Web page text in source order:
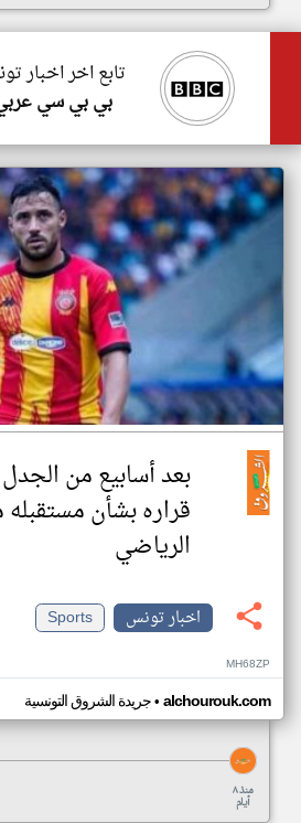
تابع اخر اخبار
بي بي سي
بعد أسابيع من
قراره بشأن
الرياضي
اخبار تونس
Sports
MH68ZP
جريدة الشروق التونسية• alchourouk.com
منذ ٨
أيام